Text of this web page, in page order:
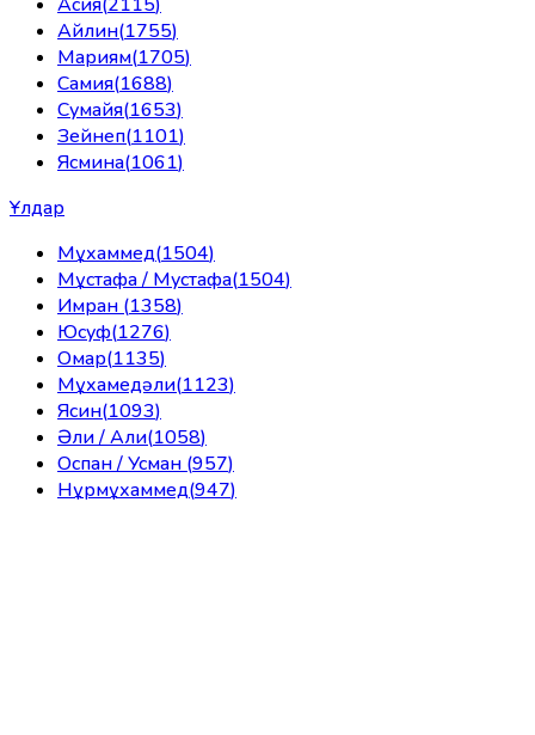
Айлин(1755)
Мариям(1705)
Самия(1688)
Сумайя(1653)
Зейнеп(1101)
Ясмина(1061)
Ұлдар
Мұхаммед(1504)
Мұстафа / Мустафа(1504)
Имран (1358)
Юсуф(1276)
Омар(1135)
Мұхамедәли(1123)
Ясин(1093)
Әли / Али(1058)
Оспан / Усман (957)
Нұрмұхаммед(947)